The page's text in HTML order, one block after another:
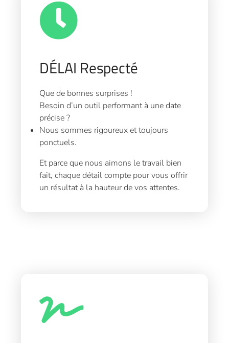
DÉLAI Respecté
Que de bonnes surprises !
Besoin d’un outil performant à une date
précise ?
Nous sommes rigoureux et toujours
ponctuels.
Et parce que nous aimons le travail bien
fait, chaque détail compte pour vous offrir
un résultat à la hauteur de vos attentes.